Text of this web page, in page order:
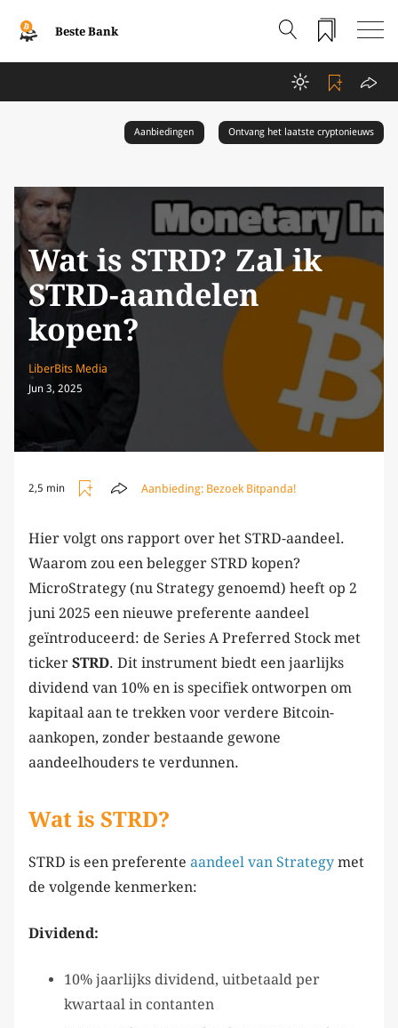
Beste Bank
Aanbiedingen Ontvang het laatste cryptonieuws
Wat is STRD? Zal ik
STRD-aandelen
kopen?
LiberBits Media
Jun 3, 2025
2,5 min Aanbieding: Bezoek Bitpanda!
Hier volgt ons rapport over het STRD-aandeel.
Waarom zou een belegger STRD kopen?
MicroStrategy (nu Strategy genoemd) heeft op 2
juni 2025 een nieuwe preferente aandeel
geïntroduceerd: de Series A Preferred Stock met
ticker STRD. Dit instrument biedt een jaarlijks
dividend van 10% en is specifiek ontworpen om
kapitaal aan te trekken voor verdere Bitcoin-
aankopen, zonder bestaande gewone
aandeelhouders te verdunnen.
Wat is STRD?
STRD is een preferente aandeel van Strategy met
de volgende kenmerken:
Dividend:
10% jaarlijks dividend, uitbetaald per
kwartaal in contanten